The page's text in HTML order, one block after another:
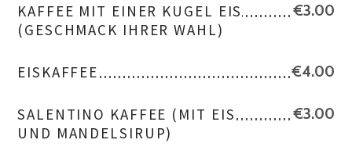
KAFFEE MIT EINER KUGEL EIS
(GESCHMACK IHRER WAHL)
€3.00
EISKAFFEE €4.00
SALENTINO KAFFEE (MIT EIS
UND MANDELSIRUP)
€3.00